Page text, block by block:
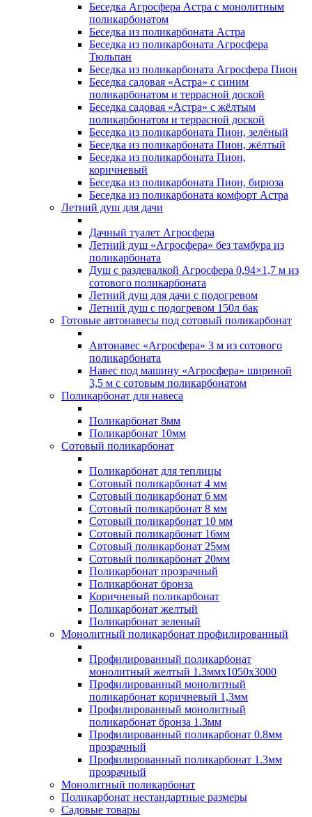
Беседка Агросфера Астра с монолитным
поликарбонатом
Беседка из поликарбоната Астра
Беседка из поликарбоната Агросфера
Тюльпан
Беседка из поликарбоната Агросфера Пион
Беседка садовая «Астра» с синим
поликарбонатом и террасной доской
Беседка садовая «Астра» с жёлтым
поликарбонатом и террасной доской
Беседка из поликарбоната Пион, зелёный
Беседка из поликарбоната Пион, жёлтый
Беседка из поликарбоната Пион,
коричневый
Беседка из поликарбоната Пион, бирюза
Беседка из поликарбоната комфорт Астра
Летний душ для дачи
Дачный туалет Агросфера
Летний душ «Агросфера» без тамбура из
поликарбоната
Душ с раздевалкой Агросфера 0,94×1,7 м из
сотового поликарбоната
Летний душ для дачи с подогревом
Летний душ с подогревом 150л бак
Готовые автонавесы под сотовый поликарбонат
Автонавес «Агросфера» 3 м из сотового
поликарбоната
Навес под машину «Агросфера» шириной
3,5 м с сотовым поликарбонатом
Поликарбонат для навеса
Поликарбонат 8мм
Поликарбонат 10мм
Сотовый поликарбонат
Поликарбонат для теплицы
Сотовый поликарбонат 4 мм
Сотовый поликарбонат 6 мм
Сотовый поликарбонат 8 мм
Сотовый поликарбонат 10 мм
Сотовый поликарбонат 16мм
Сотовый поликарбонат 25мм
Сотовый поликарбонат 20мм
Поликарбонат прозрачный
Поликарбонат бронза
Коричневый поликарбонат
Поликарбонат желтый
Поликарбонат зеленый
Монолитный поликарбонат профилированный
Профилированный поликарбонат
монолитный желтый 1.3ммх1050х3000
Профилированный монолитный
поликарбонат коричневый 1,3мм
Профилированный монолитный
поликарбонат бронза 1.3мм
Профилированный поликарбонат 0.8мм
прозрачный
Профилированный поликарбонат 1.3мм
прозрачный
Монолитный поликарбонат
Поликарбонат нестандартные размеры
Садовые товары